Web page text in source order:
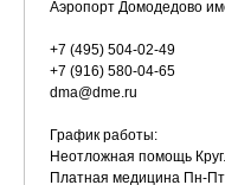
Аэропорт Домодедово
+7 (495) 504-02-49
+7 (916) 580-04-65
dma@dme.ru
График работы:
Неотложная помощь
Платная медицина Пн-